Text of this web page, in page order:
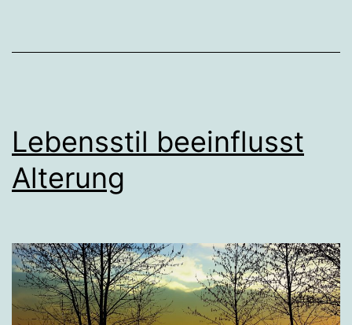
Lebensstil beeinflusst
Alterung